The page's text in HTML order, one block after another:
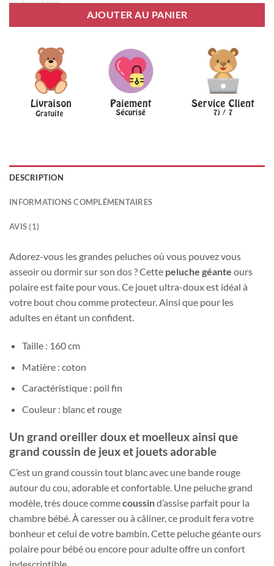
AJOUTER AU PANIER
DESCRIPTION
INFORMATIONS COMPLÉMENTAIRES
AVIS (1)
Adorez-vous les grandes peluches où vous pouvez vous
asseoir ou dormir sur son dos ? Cette peluche géante ours
polaire est faite pour vous. Ce jouet ultra-doux est idéal à
votre bout chou comme protecteur. Ainsi que pour les
adultes en étant un confident.
Taille : 160 cm
Matière : coton
Caractéristique : poil fin
Couleur : blanc et rouge
Un grand oreiller doux et moelleux ainsi que
grand coussin de jeux et jouets adorable
C’est un grand coussin tout blanc avec une bande rouge
autour du cou, adorable et confortable. Une peluche grand
modèle, très douce commecoussind’assise parfait pour la
chambre bébé. À caresser ou à câliner, ce produit fera votre
bonheur et celui de votre bambin. Cette peluche géante ours
polaire pour bébé ou encore pour adulte offre un confort